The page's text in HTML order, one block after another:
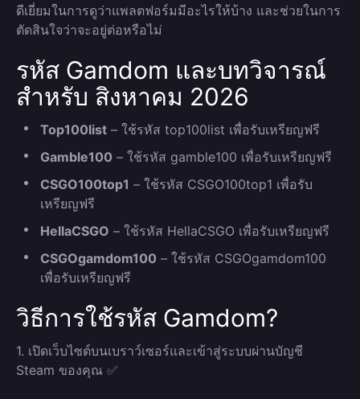
ดีเยี่ยมในการดูว่าแพลตฟอร์มมีอะไรให้บ้าง และช่วยในการ
ตัดสินใจว่าจะอยู่ต่อหรือไม่
รหัส Gamdom และบทวิจารณ์
สำหรับ สิงหาคม 2026
Top100list – ใช้รหัส top100list เพื่อรับเหรียญฟรี
Gamble100 – ใช้รหัส gamble100 เพื่อรับเหรียญฟรี
CSGO100top1 – ใช้รหัส CSGO100top1 เพื่อรับ
เหรียญฟรี
HellaCSGO – ใช้รหัส HellaCSGO เพื่อรับเหรียญฟรี
CSGOgamdom100 – ใช้รหัส CSGOgamdom100
เพื่อรับเหรียญฟรี
วิธีการใช้รหัส Gamdom?
1. เปิดเว็บไซต์บนเบราว์เซอร์และเข้าสู่ระบบผ่านบัญชี
Steam ของคุณ ✅